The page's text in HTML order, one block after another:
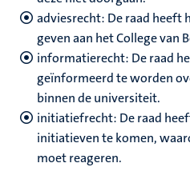
adviesrecht: De raad heeft
geven aan het College van
informatierecht: De raad
geïnformeerd te worden
binnen de universiteit.
initiatiefrecht: De raad
initiatieven te komen,
moet reageren.